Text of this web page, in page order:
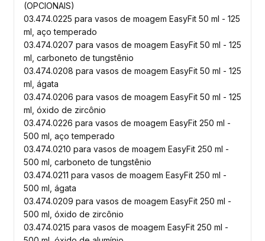
(OPCIONAIS)
03.474.0225 para vasos de moagem EasyFit 50 ml - 125
ml, aço temperado
03.474.0207 para vasos de moagem EasyFit 50 ml - 125
ml, carboneto de tungstênio
03.474.0208 para vasos de moagem EasyFit 50 ml - 125
ml, ágata
03.474.0206 para vasos de moagem EasyFit 50 ml - 125
ml, óxido de zircônio
03.474.0226 para vasos de moagem EasyFit 250 ml -
500 ml, aço temperado
03.474.0210 para vasos de moagem EasyFit 250 ml -
500 ml, carboneto de tungstênio
03.474.0211 para vasos de moagem EasyFit 250 ml -
500 ml, ágata
03.474.0209 para vasos de moagem EasyFit 250 ml -
500 ml, óxido de zircônio
03.474.0215 para vasos de moagem EasyFit 250 ml -